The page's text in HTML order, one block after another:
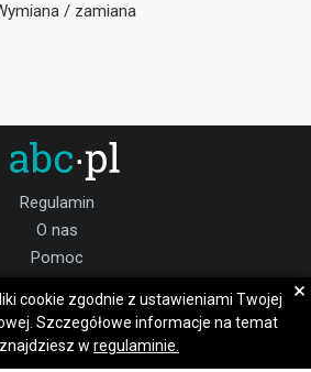
/ zamiana
Regulamin
O nas
Pomoc
dzierżoniowski
Dołącz do nas:
cookie zgodnie z ustawieniami Twojej
Szczegółowe informacje na temat
w regulaminie.
×